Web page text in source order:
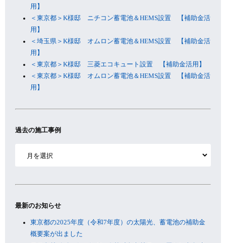
用】
＜東京都＞K様邸 ニチコン蓄電池＆HEMS設置 【補助金活
用】
＜埼玉県＞K様邸 オムロン蓄電池＆HEMS設置 【補助金活
用】
＜東京都＞K様邸 三菱エコキュート設置 【補助金活用】
＜東京都＞K様邸 オムロン蓄電池＆HEMS設置 【補助金活
用】
過去の施工事例
最新のお知らせ
東京都の2025年度（令和7年度）の太陽光、蓄電池の補助金
概要案が出ました